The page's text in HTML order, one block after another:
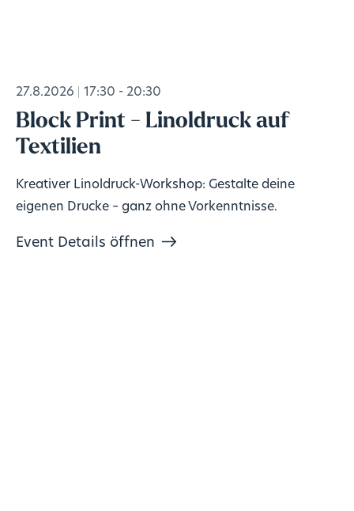
27.8.2026 17:30 - 20:30
Block Print - Linoldruck auf
Textilien
Kreativer Linoldruck-Workshop: Gestalte deine
eigenen Drucke – ganz ohne Vorkenntnisse.
Event Details öffnen